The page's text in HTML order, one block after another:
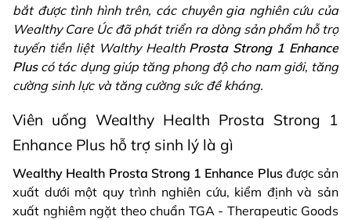
bắt được tình hình trên, các chuyên gia nghiên cứu của
Wealthy Care Úc đã phát triển ra dòng sản phẩm hỗ trợ
tuyến tiền liệt Walthy Health Prosta Strong 1 Enhance
Pluscó tác dụng giúp tăng phong độ cho nam giới, tăng
cường sinh lực và tăng cường sức đề kháng.
Viên uống Wealthy Health Prosta Strong 1
Enhance Plus hỗ trợ sinh lý là gì
Wealthy Health Prosta Strong 1 Enhance Plusđược sản
xuất dưới một quy trình nghiên cứu, kiểm định và sản
xuất nghiêm ngặt theo chuẩn TGA - Therapeutic Goods